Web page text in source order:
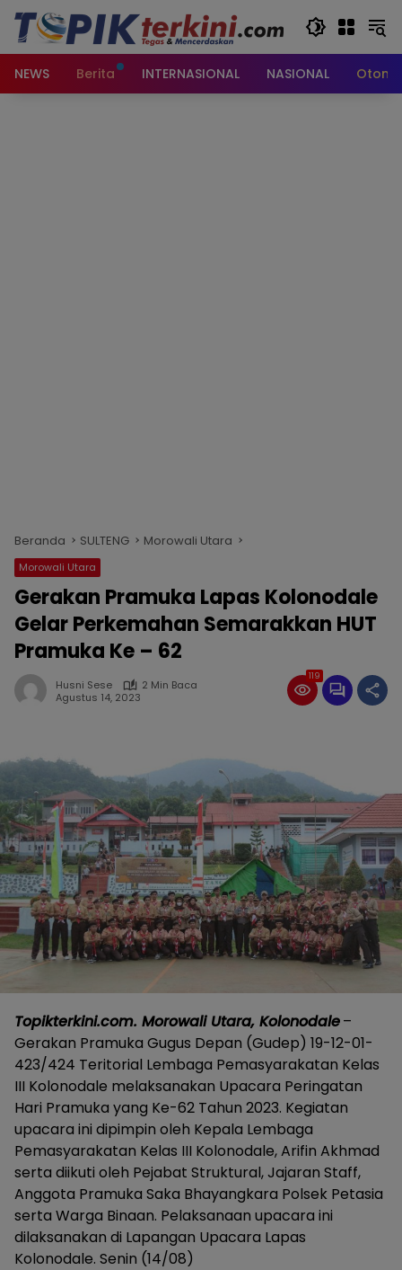
Langsung
konten
NEWS
Berita INTERNASIONAL NASIONAL
Beranda SULTENG Morowali Utara
Morowali Utara
Gerakan Pramuka Lapas Kolonodale
Gelar Perkemahan Semarakkan HUT
Pramuka Ke – 62
Husni Sese
2 Min Baca
Agustus 14, 2023
119
Topikterkini.com. Morowali Utara, Kolonodale–
Gerakan Pramuka Gugus Depan (Gudep) 19-12-01-
423/424 Teritorial Lembaga Pemasyarakatan Kelas
III Kolonodale melaksanakan Upacara Peringatan
Hari Pramuka yang Ke-62 Tahun 2023. Kegiatan
upacara ini dipimpin oleh Kepala Lembaga
Pemasyarakatan Kelas III Kolonodale, Arifin Akhmad
serta diikuti oleh Pejabat Struktural, Jajaran Staff,
Anggota Pramuka Saka Bhayangkara Polsek Petasia
serta Warga Binaan. Pelaksanaan upacara ini
dilaksanakan di Lapangan Upacara Lapas
Kolonodale. Senin (14/08)